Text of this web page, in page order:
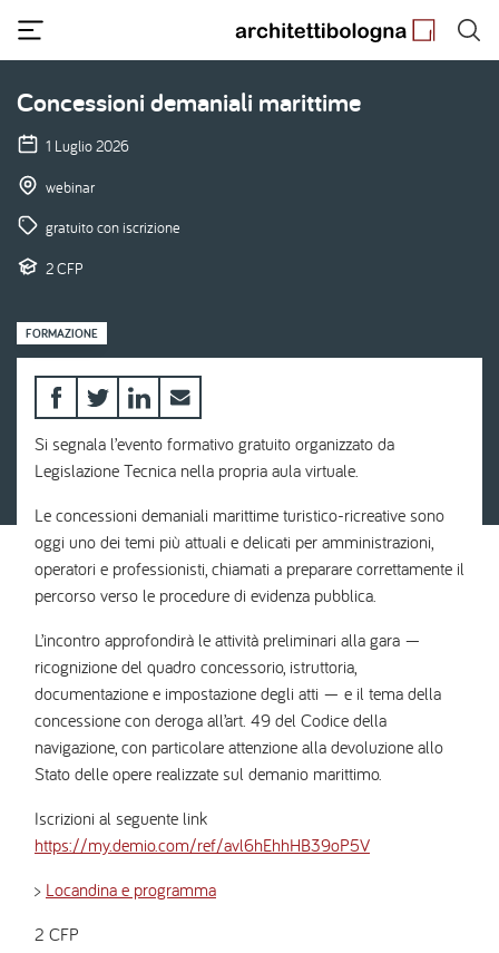
contenuto
principale
Concessioni demaniali marittime
1 Luglio 2026
webinar
gratuito con iscrizione
2 CFP
FORMAZIONE
Si segnala l’evento formativo gratuito organizzato da
Legislazione Tecnica nella propria aula virtuale.
Le concessioni demaniali marittime turistico-ricreative sono
oggi uno dei temi più attuali e delicati per amministrazioni,
operatori e professionisti, chiamati a preparare correttamente il
percorso verso le procedure di evidenza pubblica.
L’incontro approfondirà le attività preliminari alla gara —
ricognizione del quadro concessorio, istruttoria,
documentazione e impostazione degli atti — e il tema della
concessione con deroga all’art. 49 del Codice della
navigazione, con particolare attenzione alla devoluzione allo
Stato delle opere realizzate sul demanio marittimo.
Iscrizioni al seguente link
https://my.demio.com/ref/avl6hEhhHB39oP5V
> Locandina e programma
2 CFP